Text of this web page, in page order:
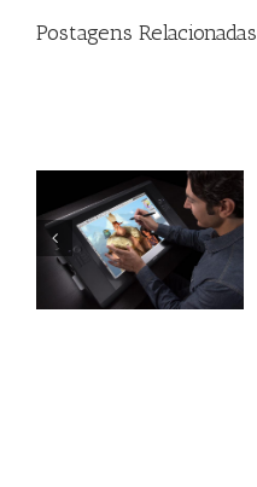
Postagens Relacionadas
Action Efeito Retro